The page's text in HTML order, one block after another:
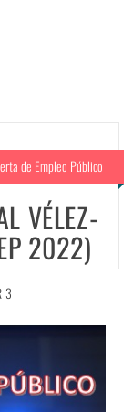
de Empleo Público
VÉLEZ-
2022)
3